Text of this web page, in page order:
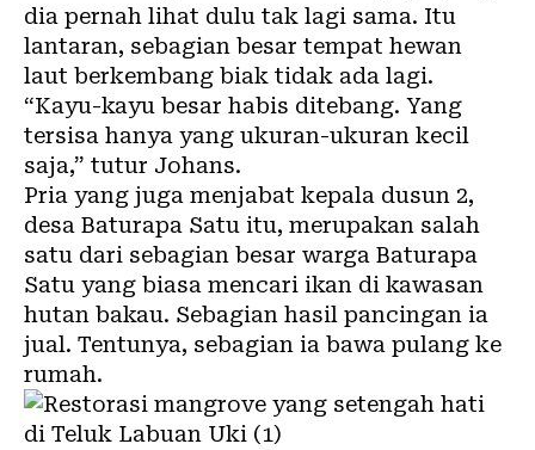
dia pernah lihat dulu tak lagi sama. Itu
lantaran, sebagian besar tempat hewan
laut berkembang biak tidak ada lagi.
“Kayu-kayu besar habis ditebang. Yang
tersisa hanya yang ukuran-ukuran kecil
saja,” tutur Johans.
Pria yang juga menjabat kepala dusun 2,
desa Baturapa Satu itu, merupakan salah
satu dari sebagian besar warga Baturapa
Satu yang biasa mencari ikan di kawasan
hutan bakau. Sebagian hasil pancingan ia
jual. Tentunya, sebagian ia bawa pulang ke
rumah.